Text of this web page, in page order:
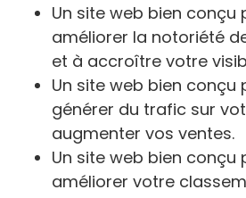
Un site web bien conçu
améliorer la notoriété
et à accroître votre
Un site web bien conçu
générer du trafic sur
augmenter vos ventes.
Un site web bien conçu
améliorer votre